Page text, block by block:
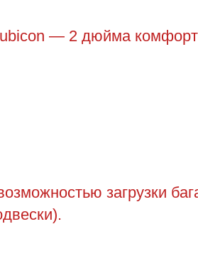
— 2 дюйма комфорт
загрузки